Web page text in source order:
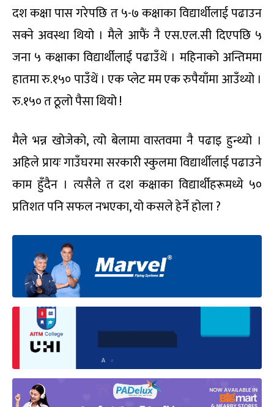
दश कक्षा पास गरेपछि त ५-७ कक्षाका विद्यार्थीलाई पढाउन
सक्ने अवस्था थियो । मैले आफैं नै एस.एल.सी दिएपछि ५
जना ५ कक्षाका विद्यार्थीलाई पढाउँथें । महिनाको अन्तिममा
हातमा रु.१५० पाउँथें । एक प्लेट मम एक रुपैयाँमा आउँथ्यो ।
रु.१५० त ठूलो पैसा थियो !
मैले भन्न खोजेको, त्यो बेलामा वास्तवमा नै पढाइ हुन्थ्यो ।
अहिले प्रायः गाउँघरमा सरकारी स्कुलमा विद्यार्थीलाई पढाउने
काम हुँदैन । त्यसैले त दश कक्षाका विद्यार्थीहरूमध्ये ५०
प्रतिशत पनि सफल नभएका, यो कसले हेर्ने होला ?